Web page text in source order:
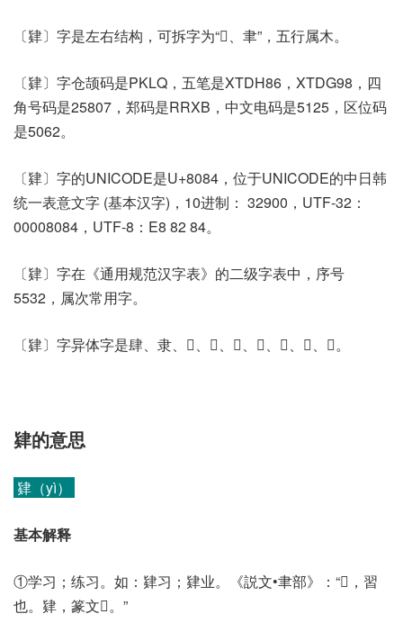
〔肄〕字是左右结构，可拆字为“𠤕、聿”，五行属木。
〔肄〕字仓颉码是PKLQ，五笔是XTDH86，XTDG98，四
角号码是25807，郑码是RRXB，中文电码是5125，区位码
是5062。
〔肄〕字的UNICODE是U+8084，位于UNICODE的中日韩
统一表意文字 (基本汉字)，10进制： 32900，UTF-32：
00008084，UTF-8：E8 82 84。
〔肄〕字在《通用规范汉字表》的二级字表中，序号
5532，属次常用字。
〔肄〕字异体字是肆、隶、𢄥、𢑩、𥏚、𦘗、𦘞、𨽹、𨽽。
肄的意思
肄（yì）
基本解释
①学习；练习。如：肄习；肄业。《説文•聿部》：“𢄥，習
也。肄，篆文𢄥。”